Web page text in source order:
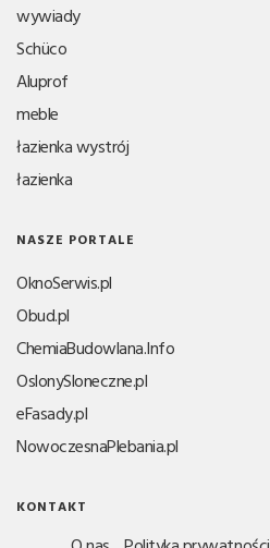
wywiady
Schüco
Aluprof
meble
łazienka wystrój
łazienka
NASZE PORTALE
OknoSerwis.pl
Obud.pl
ChemiaBudowlana.Info
OslonySloneczne.pl
eFasady.pl
NowoczesnaPlebania.pl
KONTAKT